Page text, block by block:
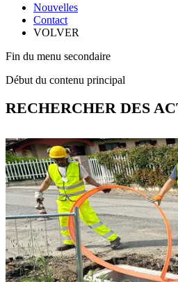
Nouvelles
Contact
VOLVER
Fin du menu secondaire
Début du contenu principal
RECHERCHER DES